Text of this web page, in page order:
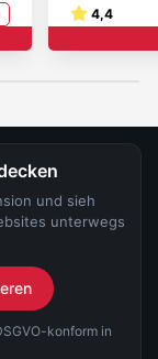
4,4
und sieh
unterwegs
konform in